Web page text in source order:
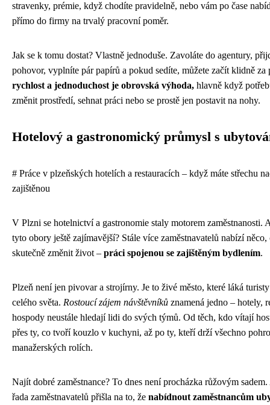
stravenky, prémie, když chodíte pravidelně, nebo vám po čase
přímo do firmy na trvalý pracovní poměr.
Jak se k tomu dostat? Vlastně jednoduše. Zavoláte do agentury,
pohovor, vyplníte pár papírů a pokud sedíte, můžete začít klidně
rychlost a jednoduchost je obrovská výhoda, hlavně když
změnit prostředí, sehnat práci nebo se prostě jen postavit na nohy.
Hotelový a gastronomický průmysl s
# Práce v plzeňských hotelích a restauracích – když máte střechu
zajištěnou
V Plzni se hotelnictví a gastronomie staly motorem zaměstnanosti.
tyto obory ještě zajímavější? Stále více zaměstnavatelů nabízí něco,
skutečně změnit život – práci spojenou se zajištěným bydlením.
Plzeň není jen pivovar a strojírny. Je to živé město, které láká
celého světa. Rostoucí zájem návštěvníků znamená jedno – hotely,
hospody neustále hledají lidi do svých týmů. Od těch, kdo vítají
přes ty, co tvoří kouzlo v kuchyni, až po ty, kteří drží všechno
manažerských rolích.
Najít dobré zaměstnance? To dnes není procházka růžovým
řada zaměstnavatelů přišla na to, že nabídnout zaměstnancům